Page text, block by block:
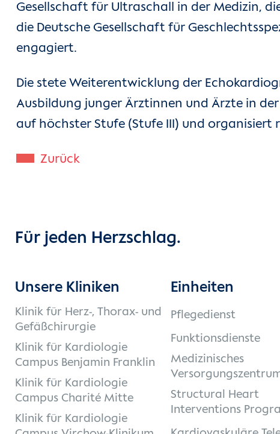
Gesellschaft für Ultraschall in der Medizin,
die Deutsche Gesellschaft für
engagiert.
Die stete Weiterentwicklung der
Ausbildung junger Ärztinnen und Ärzte in
auf höchster Stufe (Stufe III) und organisiert
Zurück
Für jeden Herzschlag.
Unsere Kliniken
Klinik für Herz-, Thorax- und
Gefäßchirurgie
Klinik für Kardiologie
Campus Benjamin Franklin
Klinik für Kardiologie
Campus Charité Mitte
Klinik für Kardiologie
Einheiten
Pflegedienst
Funktionsdienste
Medizinisches
Structural Heart
Interventions